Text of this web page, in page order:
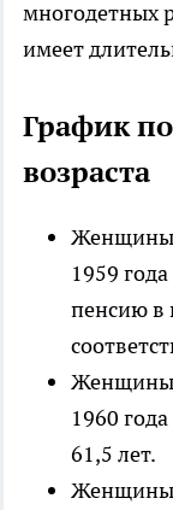
многодетных
имеет
График
возраста
Женщины
1959
пенсию в
Женщины
1960
61,5 лет.
Женщины